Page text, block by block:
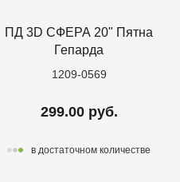
ПД 3D СФЕРА 20" Пятна
Гепарда
1209-0569
299.00 руб.
в достаточном количестве